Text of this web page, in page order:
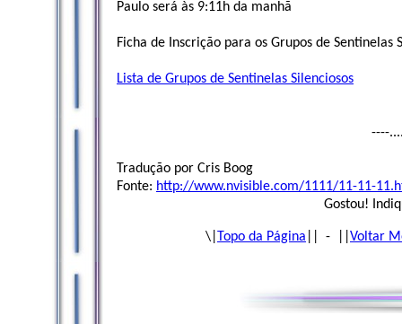
Paulo será às 9:11h da manhã
Ficha de Inscrição para os Grupos de Sentinelas
Lista de Grupos de Sentinelas Silenciosos
----
Tradução por Cris Boog
Fonte: http://www.nvisible.com/1111/11-11-
Gostou!
\| Topo da Página || - || Voltar